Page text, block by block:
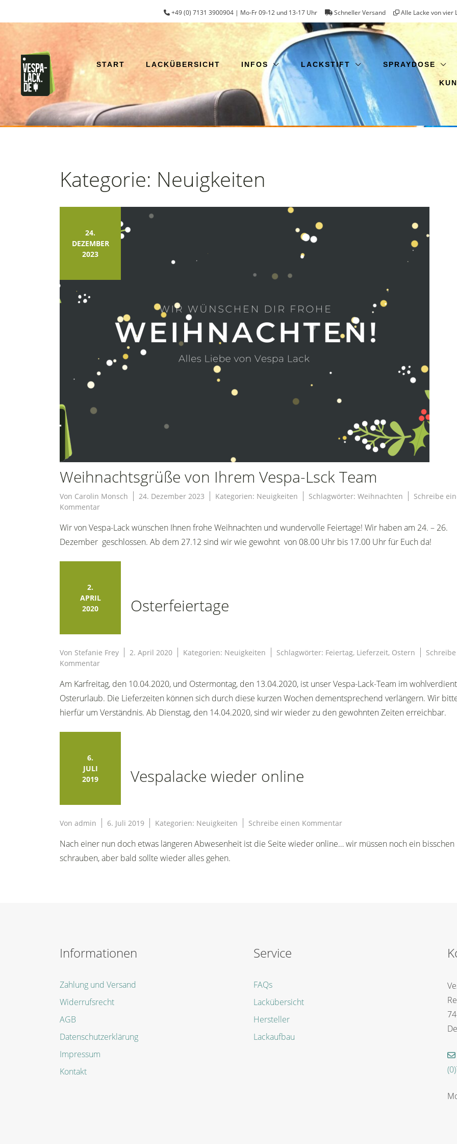
+49 (0) 7131 3900904 | Mo-Fr 09-12 und 13-17 Uhr Schneller Versand Alle Lacke von vier
START LACKÜBERSICHT INFOS LACKSTIFT SPRAYDOSE
Kategorie: Neuigkeiten
24.
DEZEMBER
2023
Weihnachtsgrüße von Ihrem Vespa-Lsck Team
Von Carolin Monsch 24. Dezember 2023 Kategorien: Neuigkeiten Schlagwörter: Weihnachten
Schreibe
Kommentarzu
von
Ihrem
Vespa-
Lsck
Wir von Vespa-Lack wünschen Ihnen frohe Weihnachten und wundervolle Feiertage! Wir haben am 24. – 26.
Dezember geschlossen. Ab dem 27.12 sind wir wie gewohnt von 08.00 Uhr bis 17.00 Uhr für Euch da!
2.
APRIL
2020
Osterfeiertage
Von Stefanie Frey 2. April 2020 Kategorien: Neuigkeiten Schlagwörter: Feiertag, Lieferzeit, Ostern
Kommentarzu
Am Karfreitag, den 10.04.2020, und Ostermontag, den 13.04.2020, ist unser Vespa-Lack-Team im
Osterurlaub. Die Lieferzeiten können sich durch diese kurzen Wochen dementsprechend verlängern. Wir
hierfür um Verständnis. Ab Dienstag, den 14.04.2020, sind wir wieder zu den gewohnten Zeiten erreichbar.
6.
JULI
2019
Vespalacke wieder online
Von admin 6. Juli 2019 Kategorien: Neuigkeiten Schreibe einen Kommentarzu
wieder
Nach einer nun doch etwas längeren Abwesenheit ist die Seite wieder online… wir müssen noch ein bisschen
schrauben, aber bald sollte wieder alles gehen.
Informationen
Zahlung und Versand
Widerrufsrecht
AGB
Datenschutzerklärung
Impressum
Kontakt
Service
FAQs
Lackübersicht
Hersteller
Lackaufbau